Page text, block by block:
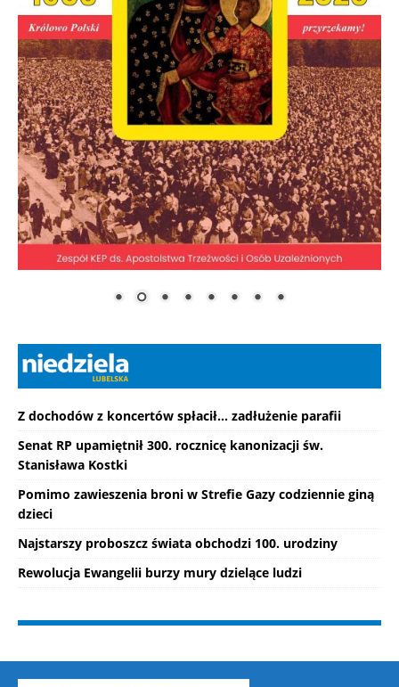
Z dochodów z koncertów spłacił... zadłużenie parafii
Senat RP upamiętnił 300. rocznicę kanonizacji św.
Stanisława Kostki
Pomimo zawieszenia broni w Strefie Gazy codziennie giną
dzieci
Najstarszy proboszcz świata obchodzi 100. urodziny
Rewolucja Ewangelii burzy mury dzielące ludzi